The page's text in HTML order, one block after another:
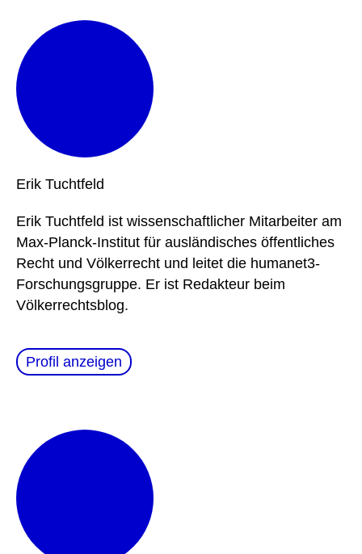
Erik Tuchtfeld
Erik Tuchtfeld ist wissenschaftlicher Mitarbeiter am
Max-Planck-Institut für ausländisches öffentliches
Recht und Völkerrecht und leitet die humanet3-
Forschungsgruppe. Er ist Redakteur beim
Völkerrechtsblog.
Profil anzeigen